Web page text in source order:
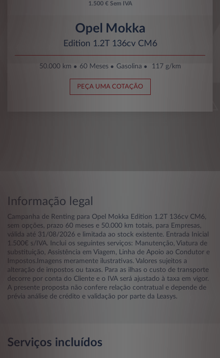
1.500 € Sem IVA
Opel Mokka
Edition 1.2T 136cv CM6
50.000 km 60 Meses Gasolina 117 g/km
PEÇA UMA COTAÇÃO
Informação legal
Campanha de Renting para Opel Mokka Edition 1.2T 136cv CM6,
sem opções, prazo 60 meses e 50.000 km totais, para Empresas,
válida até 31/08/2026 e limitada ao stock existente. Entrada Inicial
1.500€ s/IVA. Inclui os seguintes serviços: Manutenção, Viatura de
substituição, Assistência em Viagem, Linha de Apoio ao Condutor e
Impostos.Imagens meramente ilustrativas. Valores sujeitos a
alteração de impostos ou taxas. Para as ilhas o custo de transporte
decorre por conta do Cliente e o IVA será ajustado à taxa em vigor.
A presente proposta não confere relação contratual e depende de
prévia análise de crédito e validação por parte da Leasys.
Serviços incluídos